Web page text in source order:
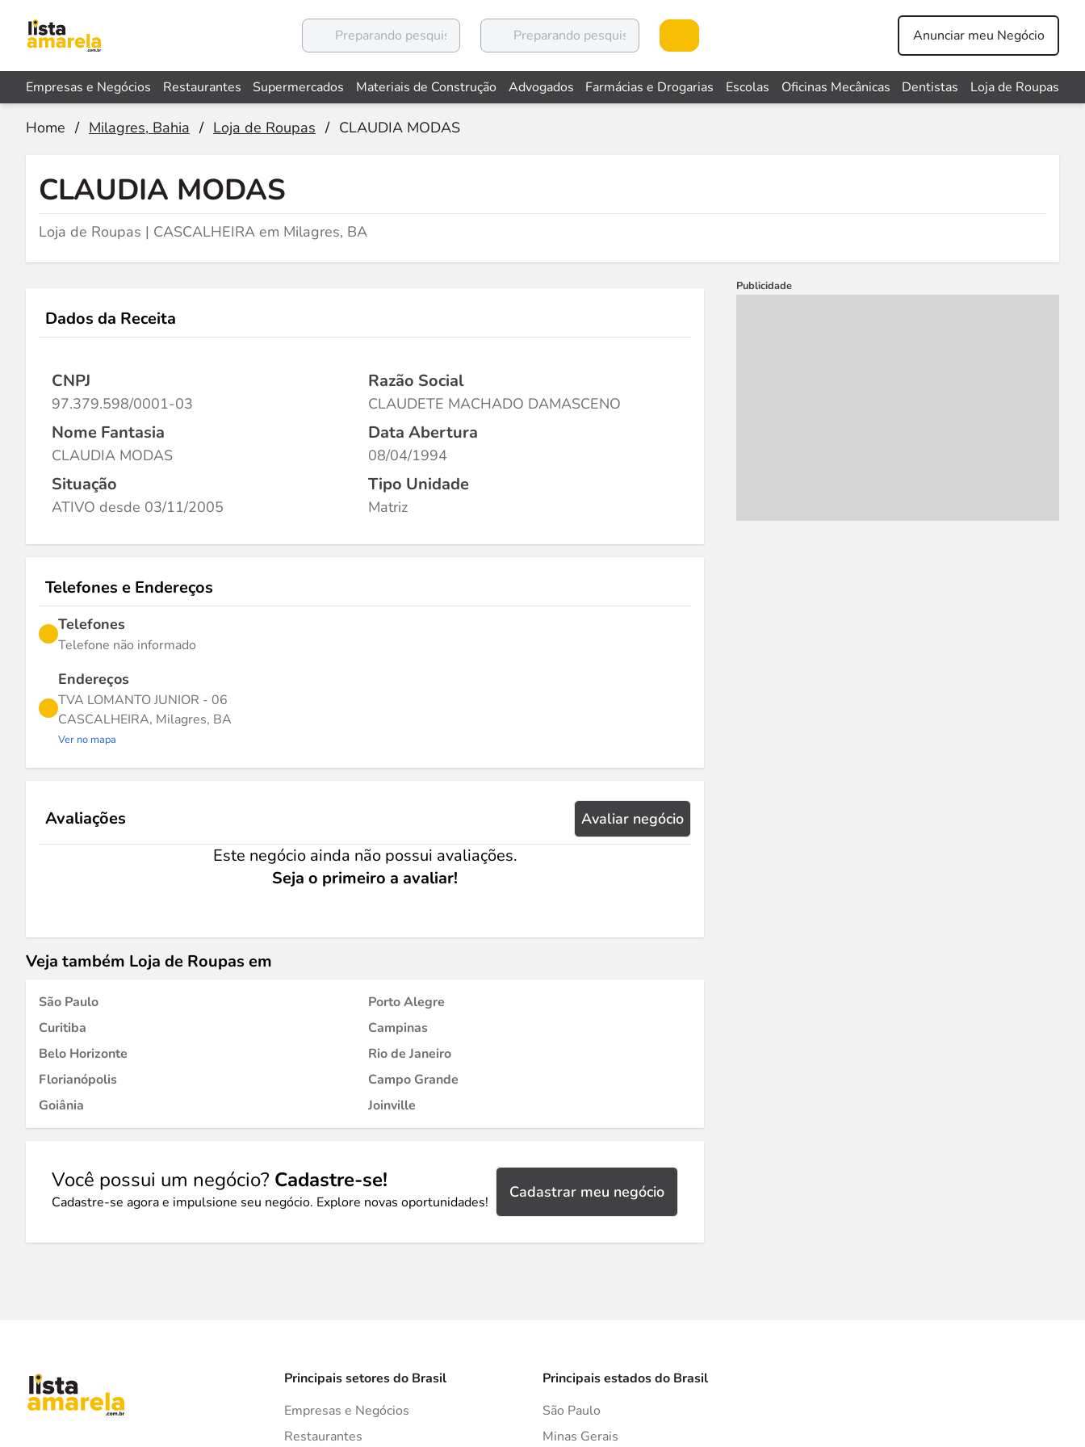
Anunciar meu Negócio
Empresas e Negócios Restaurantes Supermercados Materiais de Construção Advogados Farmácias e Drogarias Escolas Oficinas Mecânicas Dentistas Loja de Roupas
Home / Milagres, Bahia / Loja de Roupas / CLAUDIA MODAS
CLAUDIA MODAS
Loja de Roupas | CASCALHEIRA em Milagres, BA
Dados da Receita
CNPJ
97.379.598/0001-03
Razão Social
CLAUDETE MACHADO DAMASCENO
Nome Fantasia
CLAUDIA MODAS
Data Abertura
08/04/1994
Situação
ATIVO desde 03/11/2005
Tipo Unidade
Matriz
Telefones e Endereços
Telefones
Telefone não informado
Endereços
TVA LOMANTO JUNIOR - 06
CASCALHEIRA, Milagres, BA
Ver no mapa
Avaliações Avaliar negócio
Este negócio ainda não possui avaliações.
Seja o primeiro a avaliar!
Veja também Loja de Roupas em
São Paulo
Porto Alegre
Curitiba
Campinas
Belo Horizonte
Rio de Janeiro
Florianópolis
Campo Grande
Goiânia
Joinville
Você possui um negócio? Cadastre-se!
Cadastre-se agora e impulsione seu negócio. Explore novas oportunidades!
Cadastrar meu negócio
Publicidade
Principais setores do Brasil
Empresas e Negócios
Restaurantes
Principais estados do Brasil
São Paulo
Minas Gerais